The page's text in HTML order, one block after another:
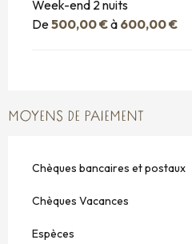
Week-end 2 nuits
De500,00 €à 600,00 €
MOYENS DE PAIEMENT
Chèques bancaires et postaux
Chèques Vacances
Espèces